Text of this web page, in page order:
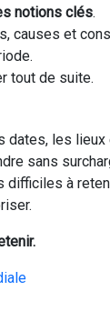
notions clés.
causes et
tout de suite.
dates, les
sans
difficiles à